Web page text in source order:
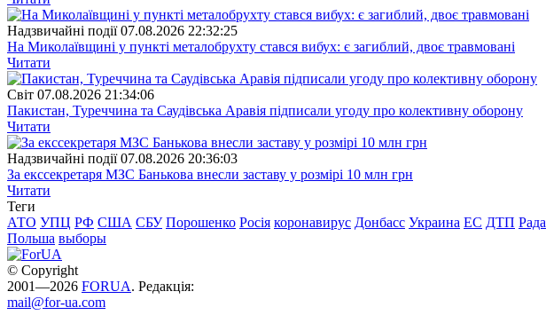
Надзвичайні події 07.08.2026 22:32:25
На Миколаївщині у пункті металобрухту стався вибух: є загиблий, двоє травмовані
Читати
Свiт 07.08.2026 21:34:06
Пакистан, Туреччина та Саудівська Аравія підписали угоду про колективну оборону
Читати
Надзвичайні події 07.08.2026 20:36:03
За екссекретаря МЗС Банькова внесли заставу у розмірі 10 млн грн
Читати
Теги
АТО УПЦ РФ США СБУ Порошенко Росія коронавирус Донбасс Украина ЕС ДТП Рада
Польша выборы
© Copyright
2001—2026 FORUA. Редакція:
mail@for-ua.com